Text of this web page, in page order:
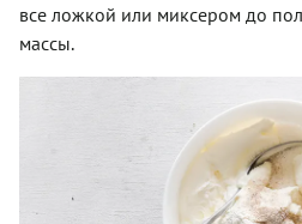
все ложкой или миксером до
массы.